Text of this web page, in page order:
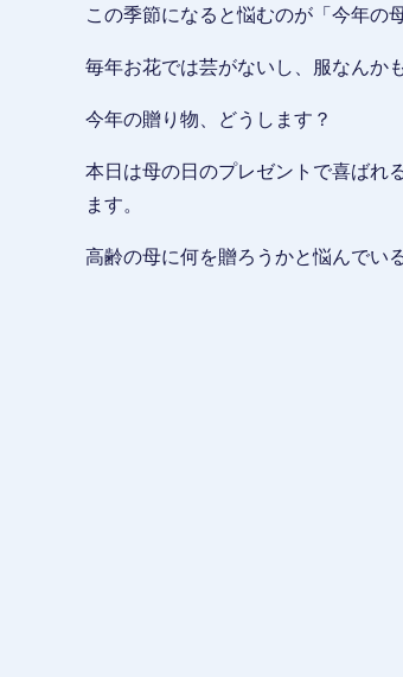
この季節になると悩むのが「今年の
毎年お花では芸がないし、服なんか
今年の贈り物、どうします？
本日は母の日のプレゼントで喜ばれ
ます。
高齢の母に何を贈ろうかと悩んでい